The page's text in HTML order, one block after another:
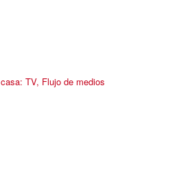
TV, Flujo de medios